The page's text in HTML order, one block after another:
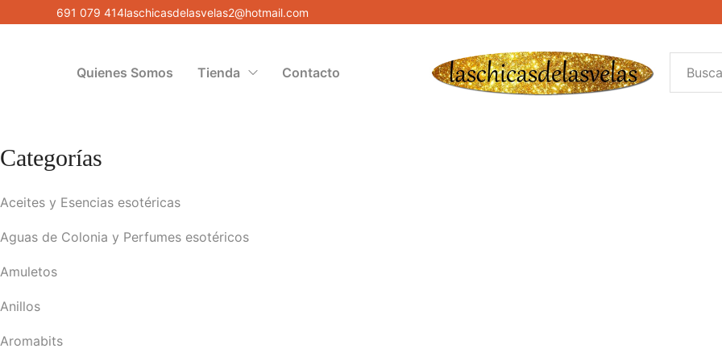
691 079 414laschicasdelasvelas2@hotmail.com
Quienes Somos Tienda Contacto
Categorías
Aceites y Esencias esotéricas
Aguas de Colonia y Perfumes esotéricos
Amuletos
Anillos
Aromabits